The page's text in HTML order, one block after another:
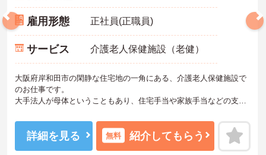
雇用形態 正社員(正職員)
サービス 介護老人保健施設（老健）
大阪府岸和田市の閑静な住宅地の一角にある、介護老人保健施設で
のお仕事です。
大手法人が母体ということもあり、住宅手当や家族手当などの支給
業も少なめです◎
興味をお持ちの方はお気軽にお問い合わせ下さい！
詳細を見る 無料 紹介してもらう